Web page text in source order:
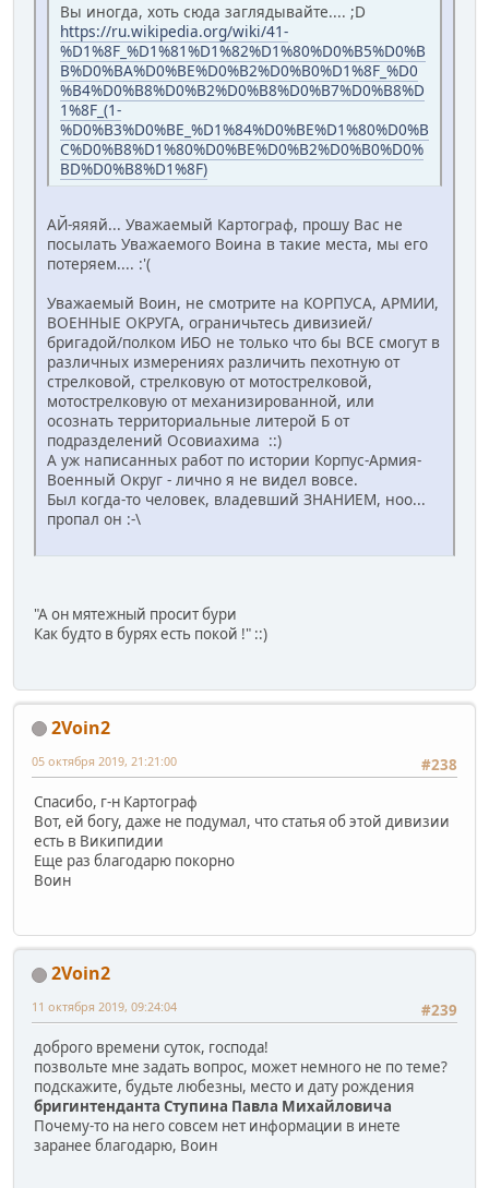
Вы иногда, хоть сюда заглядывайте.... ;D
https://ru.wikipedia.org/wiki/41-
%D1%8F_%D1%81%D1%82%D1%80%D0%B5%D0%B
B%D0%BA%D0%BE%D0%B2%D0%B0%D1%8F_%D0
%B4%D0%B8%D0%B2%D0%B8%D0%B7%D0%B8%D
1%8F_(1-
%D0%B3%D0%BE_%D1%84%D0%BE%D1%80%D0%B
C%D0%B8%D1%80%D0%BE%D0%B2%D0%B0%D0%
BD%D0%B8%D1%8F)
АЙ-яяяй... Уважаемый Картограф, прошу Вас не
посылать Уважаемого Воина в такие места, мы его
потеряем.... :'(
Уважаемый Воин, не смотрите на КОРПУСА, АРМИИ,
ВОЕННЫЕ ОКРУГА, ограничьтесь дивизией/
бригадой/полком ИБО не только что бы ВСЕ смогут в
различных измерениях различить пехотную от
стрелковой, стрелковую от мотострелковой,
мотострелковую от механизированной, или
осознать территориальные литерой Б от
подразделений Осовиахима ::)
А уж написанных работ по истории Корпус-Армия-
Военный Округ - лично я не видел вовсе.
Был когда-то человек, владевший ЗНАНИЕМ, ноо...
пропал он :-\
"А он мятежный просит бури
Как будто в бурях есть покой !" ::)
2Voin2
#238
05 октября 2019, 21:21:00
Спасибо, г-н Картограф
Вот, ей богу, даже не подумал, что статья об этой дивизии
есть в Википидии
Еще раз благодарю покорно
Воин
2Voin2
#239
11 октября 2019, 09:24:04
доброго времени суток, господа!
позвольте мне задать вопрос, может немного не по теме?
подскажите, будьте любезны, место и дату рождения
бригинтенданта Ступина Павла Михайловича
Почему-то на него совсем нет информации в инете
заранее благодарю, Воин